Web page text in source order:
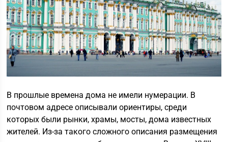
В прошлые времена дома не имели нумерации. В
почтовом адресе описывали ориентиры, среди
которых были рынки, храмы, мосты, дома известных
жителей. Из-за такого сложного описания размещения